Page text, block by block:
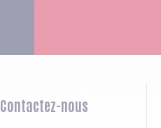
Contactez-nous